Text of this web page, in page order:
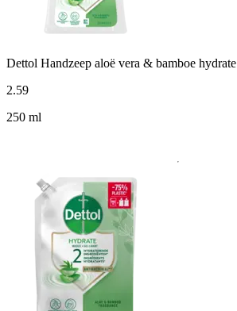
Dettol Handzeep aloë vera & bamboe hydrate
2.59
250 ml